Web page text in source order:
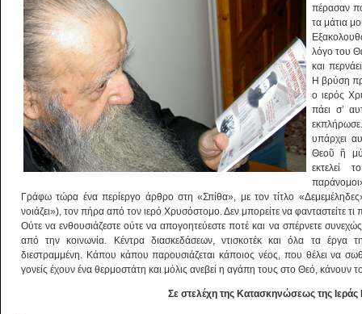
πέρασαν
τα μάτια
λόγο του
και
Η βρύση
ο ιερός
πάει σ’
υπάρχει
Θεοῦ ἢ
εκτελεί
Γράφω τώρα ένα περίεργο άρθρο στη «Σπίθα», με τον τίτλο
νοιάζει»), τον πήρα από τον ιερό Χρυσόστομο. Δεν μπορείτε να φανταστείτε
Ούτε να ενθουσιάζεστε ούτε να απογοητεύεστε ποτέ και να σπέρνετε
από την κοινωνία. Κέντρα διασκεδάσεων, ντισκοτέκ και όλα τα έργα
διεστραμμένη. Κάπου κάπου παρουσιάζεται κάποιος νέος, που θέλει να
γονείς έχουν ένα θερμοστάτη και μόλις ανεβεί η αγάπη τους στο Θεό, κάνουν
Σε στελέχη της Κατασκηνώσεως της